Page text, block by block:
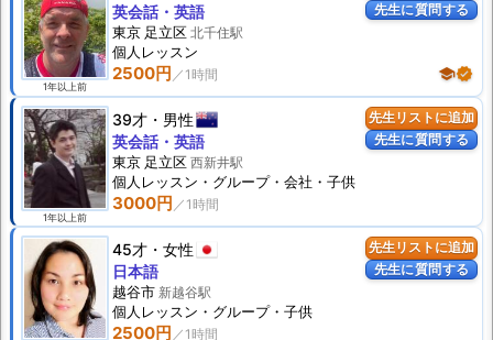
先生に質問する
1年以上前
2500円 schoolverified
英会話・英語
東京 足立区 北千住駅
個人 レッスン
先生リストに追加
先生に質問する
1年以上前
39才 男性
3000円
英会話・英語
東京 足立区 西新井駅
個人 レッスン ・グループ・会社・子供
先生リストに追加
先生に質問する
45才 女性
2500円
日本語
越谷市 新越谷駅
個人 レッスン ・グループ・子供